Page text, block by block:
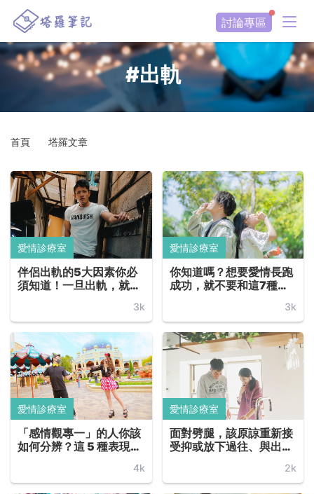
討論專區
#出軌
首頁 塔羅文章
愛情診療室
伴侶出軌的5大因素你必
須知道！一旦出軌，就永
軌的人，還有可能成為好
的伴侶嗎？
3k
愛情診療室
你知道嗎？想要愛情長跑
成功，就不要和這7種類
3k
愛情診療室
「感情觀專一」的人你該
如何分辨？這 5 種表現一
狂魔與花心大蘿蔔賣來亂
~
4k
愛情診療室
面對劈腿，該原諒重新接
受抑或放下過往、與出軌
外遇的「模式」是以下哪
一種就能知道了！
2k